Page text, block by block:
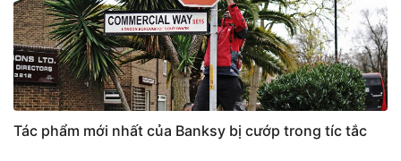
Tác phẩm mới nhất của Banksy bị cướp trong tíc tắc